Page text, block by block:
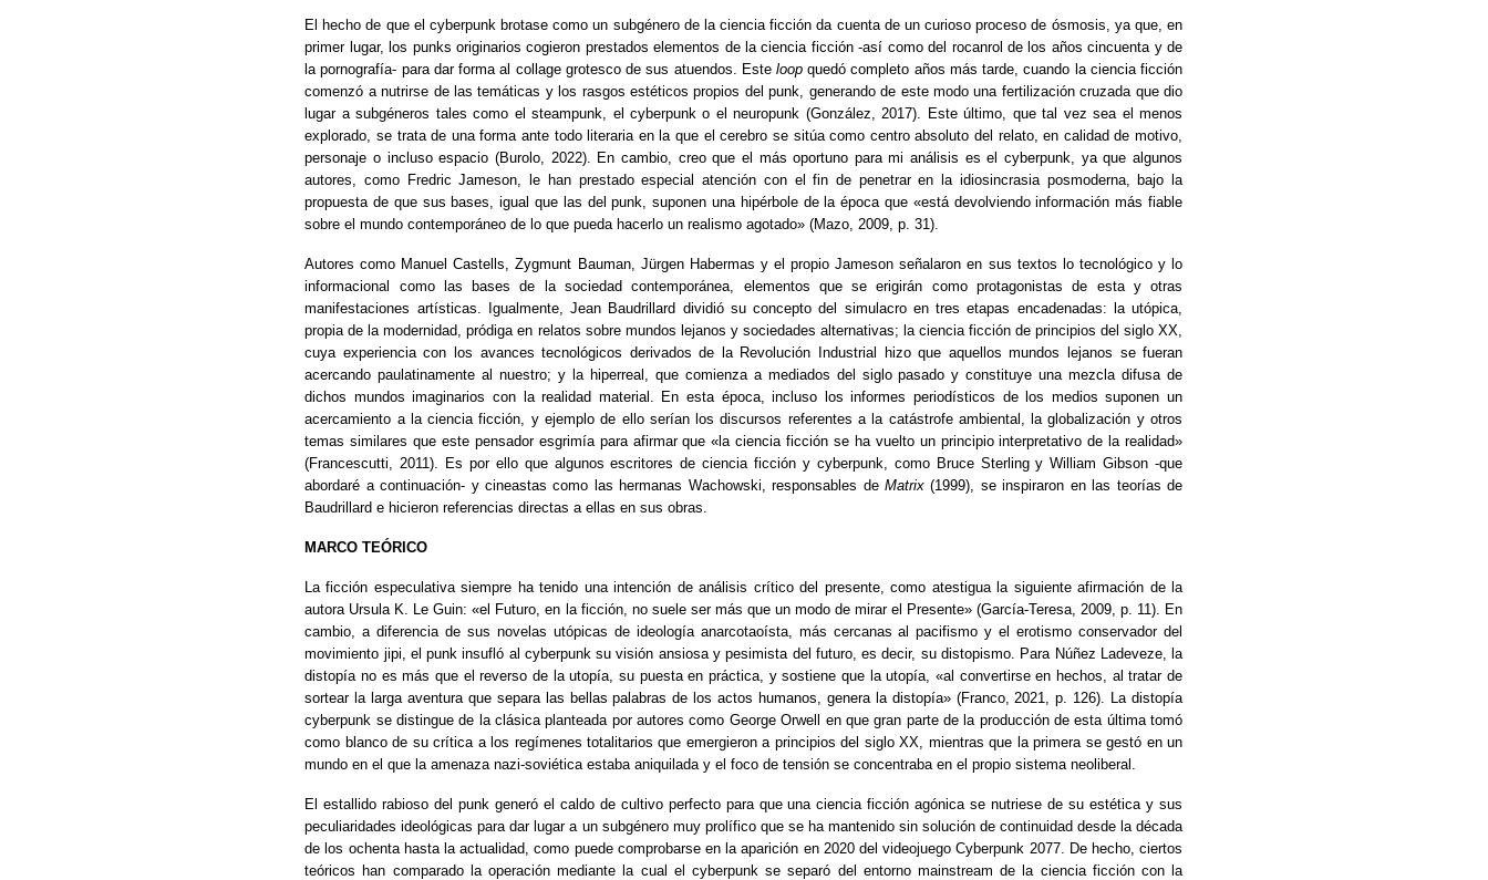
El hecho de que el cyberpunk brotase como un subgénero de la ciencia ficción da cuenta de un curioso proceso de ósmosis, ya que, en
primer lugar, los punks originarios cogieron prestados elementos de la ciencia ficción -así como del rocanrol de los años cincuenta y de
la pornografía- para dar forma al collage grotesco de sus atuendos. Esteloop quedó completo años más tarde, cuando la ciencia ficción
comenzó a nutrirse de las temáticas y los rasgos estéticos propios del punk, generando de este modo una fertilización cruzada que dio
lugar a subgéneros tales como el steampunk, el cyberpunk o el neuropunk (González, 2017). Este último, que tal vez sea el menos
explorado, se trata de una forma ante todo literaria en la que el cerebro se sitúa como centro absoluto del relato, en calidad de motivo,
personaje o incluso espacio (Burolo, 2022). En cambio, creo que el más oportuno para mi análisis es el cyberpunk, ya que algunos
autores, como Fredric Jameson, le han prestado especial atención con el fin de penetrar en la idiosincrasia posmoderna, bajo la
propuesta de que sus bases, igual que las del punk, suponen una hipérbole de la época que «está devolviendo información más fiable
sobre el mundo contemporáneo de lo que pueda hacerlo un realismo agotado» (Mazo, 2009, p. 31).
Autores como Manuel Castells, Zygmunt Bauman, Jürgen Habermas y el propio Jameson señalaron en sus textos lo tecnológico y lo
informacional como las bases de la sociedad contemporánea, elementos que se erigirán como protagonistas de esta y otras
manifestaciones artísticas. Igualmente, Jean Baudrillard dividió su concepto del simulacro en tres etapas encadenadas: la utópica,
propia de la modernidad, pródiga en relatos sobre mundos lejanos y sociedades alternativas; la ciencia ficción de principios del siglo XX,
cuya experiencia con los avances tecnológicos derivados de la Revolución Industrial hizo que aquellos mundos lejanos se fueran
acercando paulatinamente al nuestro; y la hiperreal, que comienza a mediados del siglo pasado y constituye una mezcla difusa de
dichos mundos imaginarios con la realidad material. En esta época, incluso los informes periodísticos de los medios suponen un
acercamiento a la ciencia ficción, y ejemplo de ello serían los discursos referentes a la catástrofe ambiental, la globalización y otros
temas similares que este pensador esgrimía para afirmar que «la ciencia ficción se ha vuelto un principio interpretativo de la realidad»
(Francescutti, 2011). Es por ello que algunos escritores de ciencia ficción y cyberpunk, como Bruce Sterling y William Gibson -que
abordaré a continuación- y cineastas como las hermanas Wachowski, responsables deMatrix (1999), se inspiraron en las teorías de
Baudrillard e hicieron referencias directas a ellas en sus obras.
MARCO TEÓRICO
La ficción especulativa siempre ha tenido una intención de análisis crítico del presente, como atestigua la siguiente afirmación de la
autora Ursula K. Le Guin: «el Futuro, en la ficción, no suele ser más que un modo de mirar el Presente» (García-Teresa, 2009, p. 11). En
cambio, a diferencia de sus novelas utópicas de ideología anarcotaoísta, más cercanas al pacifismo y el erotismo conservador del
movimiento jipi, el punk insufló al cyberpunk su visión ansiosa y pesimista del futuro, es decir, su distopismo. Para Núñez Ladeveze, la
distopía no es más que el reverso de la utopía, su puesta en práctica, y sostiene que la utopía, «al convertirse en hechos, al tratar de
sortear la larga aventura que separa las bellas palabras de los actos humanos, genera la distopía» (Franco, 2021, p. 126). La distopía
cyberpunk se distingue de la clásica planteada por autores como George Orwell en que gran parte de la producción de esta última tomó
como blanco de su crítica a los regímenes totalitarios que emergieron a principios del siglo XX, mientras que la primera se gestó en un
mundo en el que la amenaza nazi-soviética estaba aniquilada y el foco de tensión se concentraba en el propio sistema neoliberal.
El estallido rabioso del punk generó el caldo de cultivo perfecto para que una ciencia ficción agónica se nutriese de su estética y sus
peculiaridades ideológicas para dar lugar a un subgénero muy prolífico que se ha mantenido sin solución de continuidad desde la década
de los ochenta hasta la actualidad, como puede comprobarse en la aparición en 2020 del videojuego Cyberpunk 2077. De hecho, ciertos
teóricos han comparado la operación mediante la cual el cyberpunk se separó del entorno mainstream de la ciencia ficción con la